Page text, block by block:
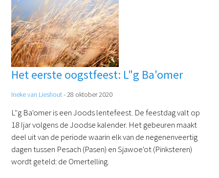
Het eerste oogstfeest: L"g Ba'omer
Ineke van Lieshout-28 oktober 2020
L''g Ba'omer is een Joods lentefeest. De feestdag valt op
18 Ijar volgens de Joodse kalender. Het gebeuren maakt
deel uit van de periode waarin elk van de negenenveertig
dagen tussen Pesach (Pasen) en Sjawoe'ot (Pinksteren)
wordt geteld: de Omertelling.